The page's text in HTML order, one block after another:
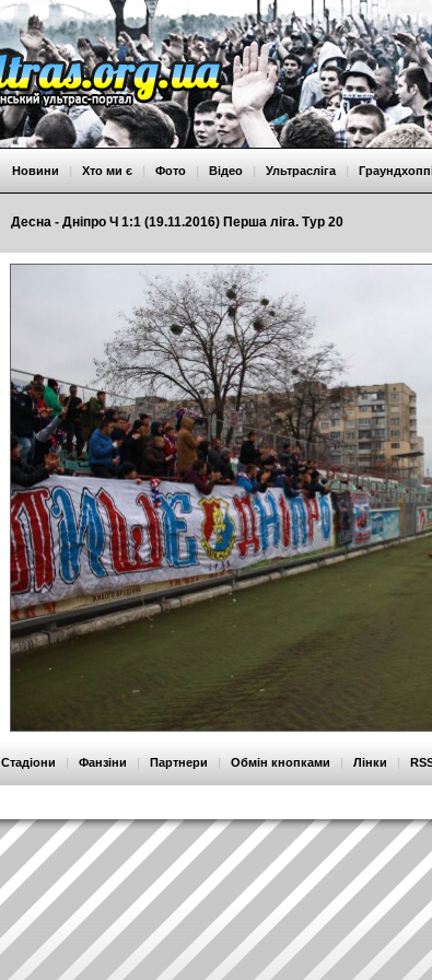
Десна - Дніпро Ч 1:1 (19.11.2016) Перша ліга. Тур 20
Новини | Хто ми є | Фото | Відео | Ультрасліга |
Стадіони | Фанзіни | Партнери | Обмін кнопками | Лінки |